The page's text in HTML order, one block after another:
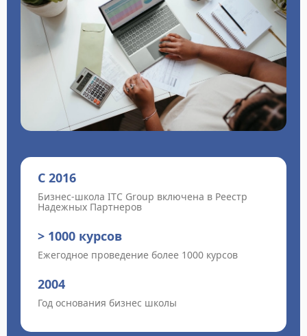
С 2016
Бизнес-школа ITC Group включена в Реестр
Надежных Партнеров
> 1000 курсов
Ежегодное проведение более 1000 курсов
2004
Год основания бизнес школы